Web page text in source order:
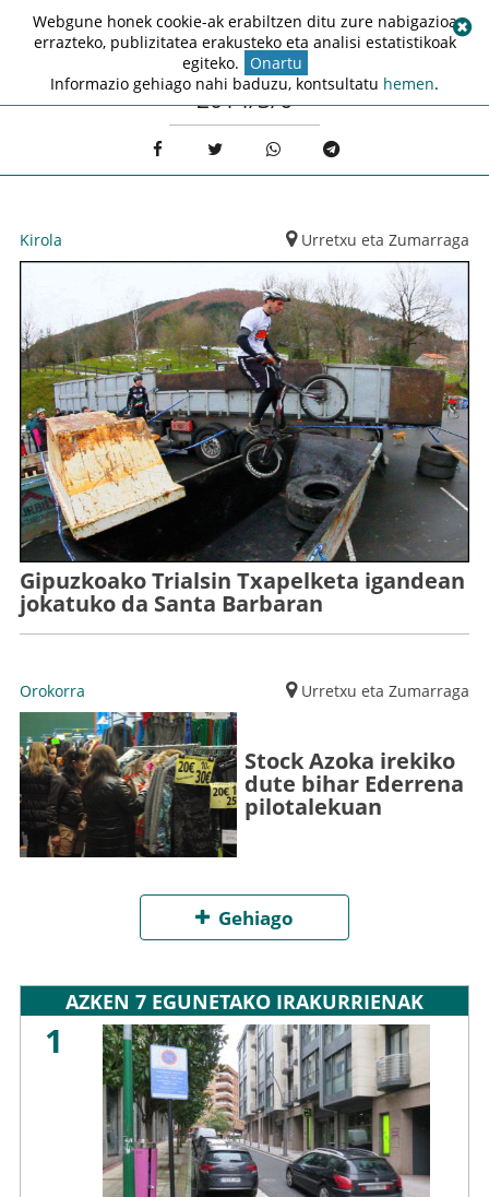
2014/3/6
Kirola Urretxu eta Zumarraga
Gipuzkoako Trialsin Txapelketa igandean
jokatuko da Santa Barbaran
Orokorra Urretxu eta Zumarraga
Stock Azoka irekiko
dute bihar Ederrena
pilotalekuan
Gehiago
AZKEN 7 EGUNETAKO IRAKURRIENAK
1
Webgune honek cookie-ak erabiltzen ditu zure nabigazioa
errazteko, publizitatea erakusteko eta analisi estatistikoak
egiteko. Onartu
Informazio gehiago nahi baduzu, kontsultatu hemen.